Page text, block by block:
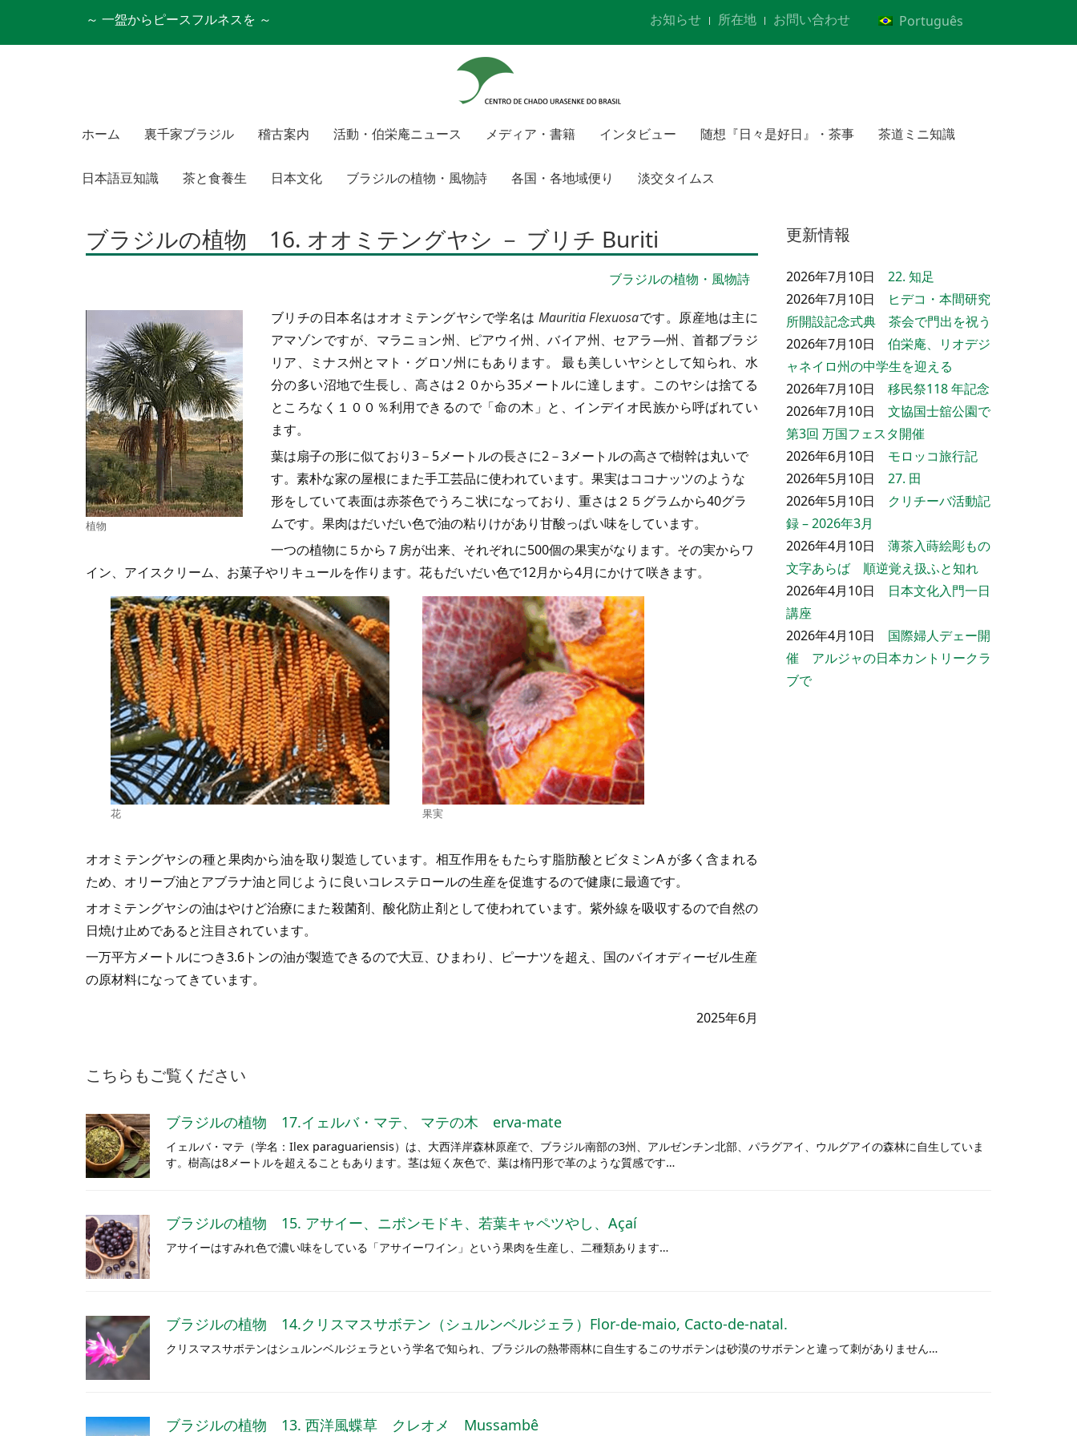
～ 一盌からピースフルネスを ～ お知らせ 所在地 お問い合わせ Português
ホーム 裏千家ブラジル 稽古案内 活動・伯栄庵ニュース メディア・書籍 インタビュー 随想『日々是好日』・茶事 茶道ミニ知識
日本語豆知識 茶と食養生 日本文化 ブラジルの植物・風物詩 各国・各地域便り 淡交タイムス
ブラジルの植物 16. オオミテングヤシ － ブリチ Buriti
ブラジルの植物・風物詩
植物
ブリチの日本名はオオミテングヤシで学名は Mauritia Flexuosaです。原産地は主に
アマゾンですが、マラニョン州、ピアウイ州、バイア州、セアラ―州、首都ブラジ
リア、ミナス州とマト・グロソ州にもあります。 最も美しいヤシとして知られ、水
分の多い沼地で生長し、高さは２０から35メートルに達します。このヤシは捨てる
ところなく１００％利用できるので「命の木」と、インデイオ民族から呼ばれてい
ます。
葉は扇子の形に似ており3－5メートルの長さに2－3メートルの高さで樹幹は丸いで
す。素朴な家の屋根にまた手工芸品に使われています。果実はココナッツのような
形をしていて表面は赤茶色でうろこ状になっており、重さは２５グラムから40グラ
ムです。果肉はだいだい色で油の粘りけがあり甘酸っぱい味をしています。
一つの植物に５から７房が出来、それぞれに500個の果実がなります。その実からワ
イン、アイスクリーム、お菓子やリキュールを作ります。花もだいだい色で12月から4月にかけて咲きます。
花 果実
オオミテングヤシの種と果肉から油を取り製造しています。相互作用をもたらす脂肪酸とビタミンA が多く含まれる
ため、オリーブ油とアブラナ油と同じように良いコレステロールの生産を促進するので健康に最適です。
オオミテングヤシの油はやけど治療にまた殺菌剤、酸化防止剤として使われています。紫外線を吸収するので自然の
日焼け止めであると注目されています。
一万平方メートルにつき3.6トンの油が製造できるので大豆、ひまわり、ピーナツを超え、国のバイオディーゼル生産
の原材料になってきています。
2025年6月
更新情報
2026年7月10日 22. 知足
2026年7月10日
ヒデコ・本間研究
所開設記念式典 茶会で門出を祝う
2026年7月10日 伯栄庵、リオデジ
ャネイロ州の中学生を迎える
2026年7月10日 移民祭118 年記念
2026年7月10日 文協国士舘公園で
第3回 万国フェスタ開催
2026年6月10日 モロッコ旅行記
2026年5月10日 27. 田
2026年5月10日
クリチーバ活動記
録 – 2026年3月
2026年4月10日 薄茶入蒔絵彫もの
文字あらば 順逆覚え扱ふと知れ
2026年4月10日
日本文化入門一日
講座
2026年4月10日 国際婦人デェー開
催 アルジャの日本カントリークラ
ブで
こちらもご覧ください
ブラジルの植物 17.イェルバ・マテ、 マテの木 erva-mate
イェルバ・マテ（学名：Ilex paraguariensis）は、大西洋岸森林原産で、ブラジル南部の3州、アルゼンチン北部、パラグアイ、ウルグアイの森林に自生していま
す。樹高は8メートルを超えることもあります。茎は短く灰色で、葉は楕円形で革のような質感です…
ブラジルの植物 15. アサイー、ニボンモドキ、若葉キャペツやし、Açaí
アサイーはすみれ色で濃い味をしている「アサイーワイン」という果肉を生産し、二種類あります…
ブラジルの植物 14.クリスマスサボテン（シュルンベルジェラ）Flor-de-maio, Cacto-de-natal.
クリスマスサボテンはシュルンベルジェラという学名で知られ、ブラジルの熱帯雨林に自生するこのサボテンは砂漠のサボテンと違って刺がありません…
ブラジルの植物 13. 西洋風蝶草 クレオメ Mussambê